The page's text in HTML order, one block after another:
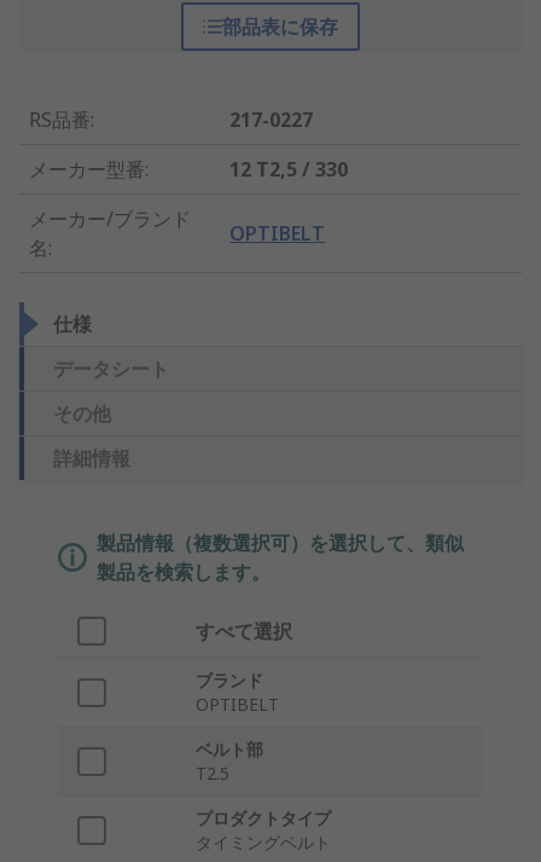
部品表に保存
RS品番:
217-0227
メーカー型番:
12 T2,5 / 330
メーカー/ブランド
名:
OPTIBELT
仕様
データシート
その他
詳細情報
製品情報（複数選択可）を選択して、類似
製品を検索します。
すべて選択
ブランド
OPTIBELT
ベルト部
T2.5
プロダクトタイプ
タイミングベルト